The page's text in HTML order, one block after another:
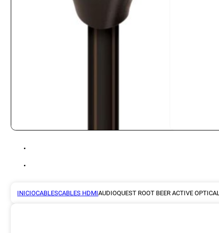
INICIOCABLESCABLES HDMIAUDIOQUEST ROOT BEER ACTIVE